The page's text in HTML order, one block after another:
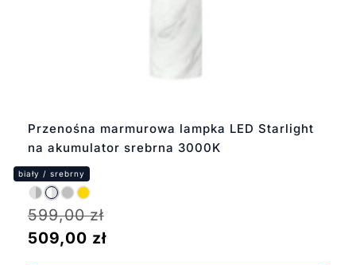
Przenośna marmurowa lampka LED Starlight
na akumulator srebrna 3000K
599,00zł
509,00 zł